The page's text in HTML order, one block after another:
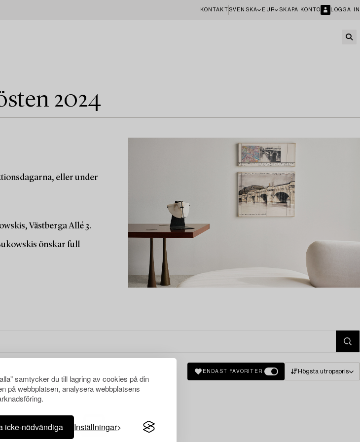
samtycker du till lagring av cookies på din
på webbplatsen, analysera webbplatsens
icke-nödvändiga Inställningar
KONTAKT SVENSKA EUR SKAPA KONTO LOGGA IN
2024
eller under
Västberga Allé 3.
önskar full
ENDAST FAVORITER Högsta utropspris